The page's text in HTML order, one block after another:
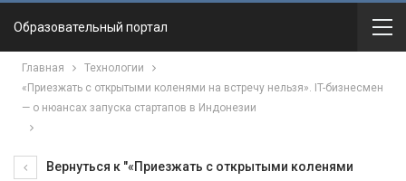
Образовательный портал
Главная
Технологии
«Приезжать с открытыми коленями на встречу нельзя». IT-бизнесмен
— о нюансах запуска стартапов в Индонезии
Вернуться к "«Приезжать с открытыми коленями